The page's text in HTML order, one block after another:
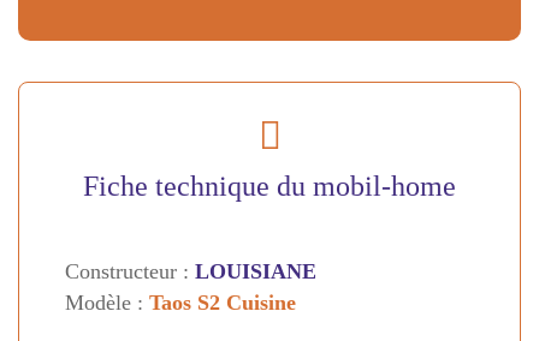
Fiche technique du mobil-home
Constructeur : LOUISIANE
Modèle : Taos S2 Cuisine